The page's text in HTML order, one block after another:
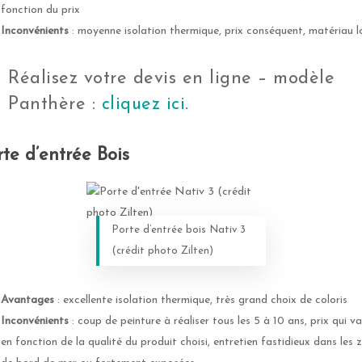
fonction du prix
Inconvénients: moyenne isolation thermique, prix conséquent, matériau
Réalisez votre devis en ligne – modèle
Panthère : cliquez ici.
d’entrée Bois
Porte d’entrée bois Nativ 3
(crédit photo Zilten)
Avantages: excellente isolation thermique, très grand choix de coloris
Inconvénients: coup de peinture à réaliser tous les 5 à 10 ans, prix qui
en fonction de la qualité du produit choisi, entretien fastidieux dans les